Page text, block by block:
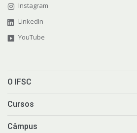
Instagram
LinkedIn
YouTube
O IFSC
Cursos
Câmpus